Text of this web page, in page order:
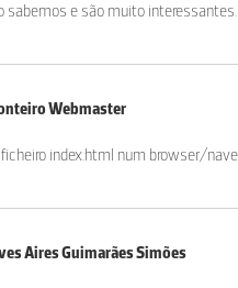
sabemos e são muito
Webmaster
index.html num browser/
Aires Guimarães Simões